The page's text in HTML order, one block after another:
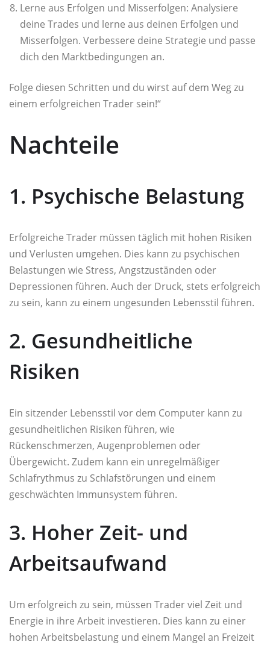
Lerne aus Erfolgen und Misserfolgen: Analysiere
deine Trades und lerne aus deinen Erfolgen und
Misserfolgen. Verbessere deine Strategie und passe
dich den Marktbedingungen an.
Folge diesen Schritten und du wirst auf dem Weg zu
einem erfolgreichen Trader sein!“
Nachteile
1. Psychische Belastung
Erfolgreiche Trader müssen täglich mit hohen Risiken
und Verlusten umgehen. Dies kann zu psychischen
Belastungen wie Stress, Angstzuständen oder
Depressionen führen. Auch der Druck, stets erfolgreich
zu sein, kann zu einem ungesunden Lebensstil führen.
2. Gesundheitliche
Risiken
Ein sitzender Lebensstil vor dem Computer kann zu
gesundheitlichen Risiken führen, wie
Rückenschmerzen, Augenproblemen oder
Übergewicht. Zudem kann ein unregelmäßiger
Schlafrythmus zu Schlafstörungen und einem
geschwächten Immunsystem führen.
3. Hoher Zeit- und
Arbeitsaufwand
Um erfolgreich zu sein, müssen Trader viel Zeit und
Energie in ihre Arbeit investieren. Dies kann zu einer
hohen Arbeitsbelastung und einem Mangel an Freizeit